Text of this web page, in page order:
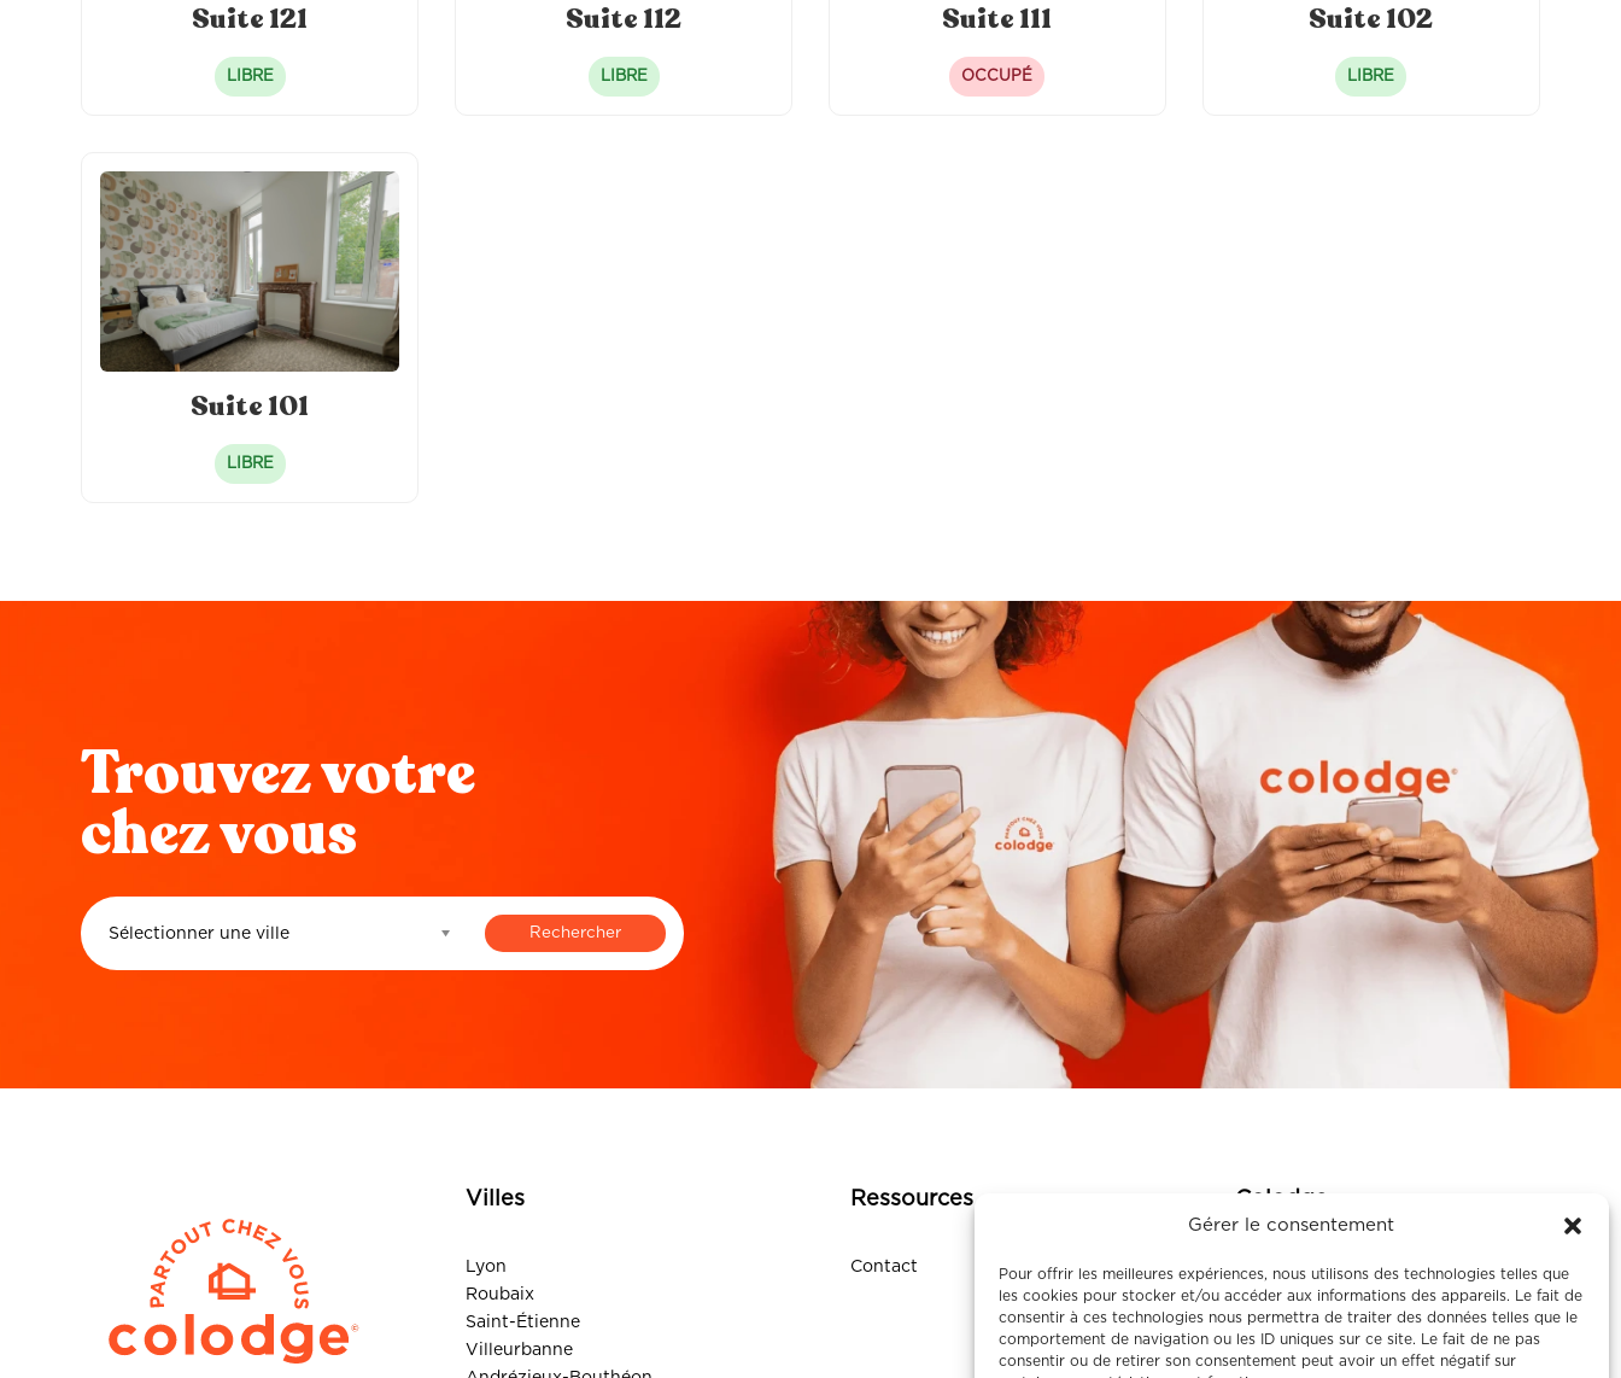
Gérer le consentement
Pour offrir les meilleures expériences, nous utilisons des technologies telles que
les cookies pour stocker et/ou accéder aux informations des appareils. Le fait de
consentir à ces technologies nous permettra de traiter des données telles que le
comportement de navigation ou les ID uniques sur ce site. Le fait de ne pas
consentir ou de retirer son consentement peut avoir un effet négatif sur
Suite 121
LIBRE
Suite 112
LIBRE
Suite 111
OCCUPÉ
Suite 102
LIBRE
Suite 101
LIBRE
Trouvez votre
chez vous
Sélectionner une ville
Villes
Lyon
Roubaix
Saint-Étienne
Villeurbanne
Ressources
Contact
Colodge
À propos
Le coliving
Corporate
Nos maisons